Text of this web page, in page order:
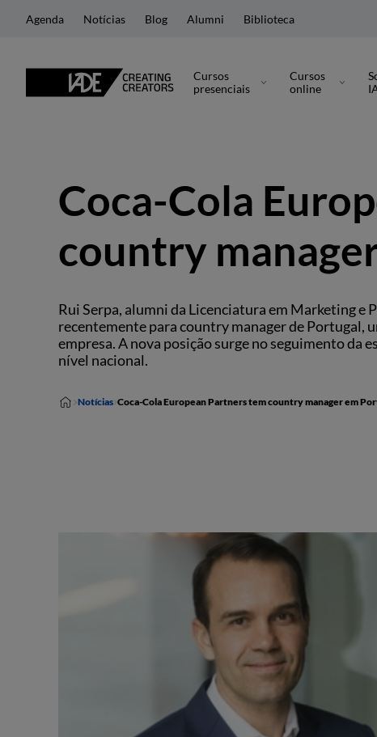
Agenda Notícias Blog Alumni Biblioteca
Cursos
presenciais
Cursos
online
Coca-Cola
country
Rui Serpa, alumni da Licenciatura em Marketing
recentemente para country manager de Portugal,
empresa. A nova posição surge no seguimento da
nível nacional.
Notícias Coca-Cola European Partners tem country manager em